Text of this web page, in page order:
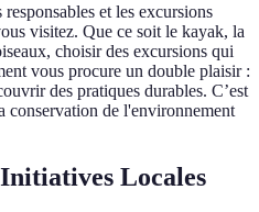
et les excursions
visitez. Que ce soit le kayak, la
choisir des excursions qui
vous procure un double plaisir :
des pratiques durables. C’est
conservation de l'environnement
Locales